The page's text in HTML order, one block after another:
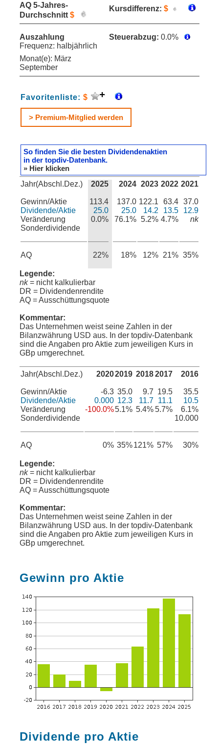
AQ 5-Jahres-
Durchschnitt $
Kursdifferenz: $
Auszahlung
Frequenz: halbjährlich
Monat(e): März
September
Steuerabzug: 0.0%
Favoritenliste: $
> Premium-Mitglied werden
So finden Sie die besten Dividendenaktien
in der topdiv-Datenbank.
» Hier klicken
Jahr(Abschl.Dez.)
Gewinn/Aktie
Dividende/Aktie
Veränderung
Sonderdividende
AQ
2025
113.4
25.0
0.0%
22%
2024
137.0
25.0
76.1%
18%
2023
122.1
14.2
5.2%
12%
2022
63.4
13.5
4.7%
21%
2021
37.0
12.9
nk
35%
Legende:
nk= nicht kalkulierbar
DR = Dividendenrendite
AQ = Ausschüttungsquote
Kommentar:
Das Unternehmen weist seine Zahlen in der
Bilanzwährung USD aus. In der topdiv-Datenbank
sind die Angaben pro Aktie zum jeweiligen Kurs in
GBp umgerechnet.
Jahr(Abschl.Dez.)
Gewinn/Aktie
Dividende/Aktie
Veränderung
Sonderdividende
AQ
2020
-6.3
0.000
-100.0%
0%
2019
35.0
12.3
5.1%
35%
2018
9.7
11.7
5.4%
121%
2017
19.5
11.1
5.7%
57%
2016
35.5
10.5
6.1%
10.000
30%
Legende:
nk= nicht kalkulierbar
DR = Dividendenrendite
AQ = Ausschüttungsquote
Kommentar:
Das Unternehmen weist seine Zahlen in der
Bilanzwährung USD aus. In der topdiv-Datenbank
sind die Angaben pro Aktie zum jeweiligen Kurs in
GBp umgerechnet.
Gewinn pro Aktie
Dividende pro Aktie